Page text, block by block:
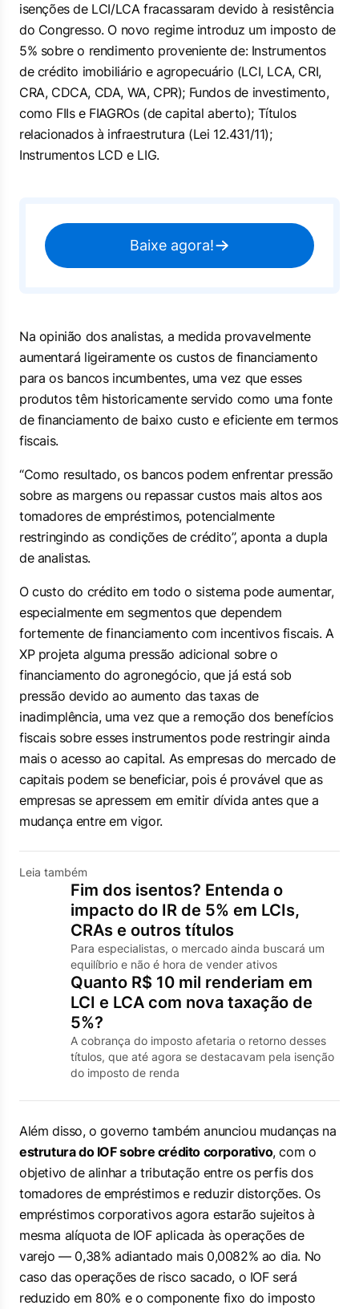
isenções de LCI/LCA fracassaram devido à resistência
do Congresso. O novo regime introduz um imposto de
5% sobre o rendimento proveniente de: Instrumentos
de crédito imobiliário e agropecuário (LCI, LCA, CRI,
CRA, CDCA, CDA, WA, CPR); Fundos de investimento,
como FIIs e FIAGROs (de capital aberto); Títulos
relacionados à infraestrutura (Lei 12.431/11);
Instrumentos LCD e LIG.
Baixe agora!
Na opinião dos analistas, a medida provavelmente
aumentará ligeiramente os custos de financiamento
para os bancos incumbentes, uma vez que esses
produtos têm historicamente servido como uma fonte
de financiamento de baixo custo e eficiente em termos
fiscais.
“Como resultado, os bancos podem enfrentar pressão
sobre as margens ou repassar custos mais altos aos
tomadores de empréstimos, potencialmente
restringindo as condições de crédito”, aponta a dupla
de analistas.
O custo do crédito em todo o sistema pode aumentar,
especialmente em segmentos que dependem
fortemente de financiamento com incentivos fiscais. A
XP projeta alguma pressão adicional sobre o
financiamento do agronegócio, que já está sob
pressão devido ao aumento das taxas de
inadimplência, uma vez que a remoção dos benefícios
fiscais sobre esses instrumentos pode restringir ainda
mais o acesso ao capital. As empresas do mercado de
capitais podem se beneficiar, pois é provável que as
empresas se apressem em emitir dívida antes que a
mudança entre em vigor.
Leia também
Fim dos isentos? Entenda o
impacto do IR de 5% em LCIs,
CRAs e outros títulos
Para especialistas, o mercado ainda buscará um
equilíbrio e não é hora de vender ativos
Quanto R$ 10 mil renderiam em
LCI e LCA com nova taxação de
5%?
A cobrança do imposto afetaria o retorno desses
títulos, que até agora se destacavam pela isenção
do imposto de renda
Além disso, o governo também anunciou mudanças na
estrutura do IOF sobre crédito corporativo, com o
objetivo de alinhar a tributação entre os perfis dos
tomadores de empréstimos e reduzir distorções. Os
empréstimos corporativos agora estarão sujeitos à
mesma alíquota de IOF aplicada às operações de
varejo — 0,38% adiantado mais 0,0082% ao dia. No
caso das operações de risco sacado, o IOF será
reduzido em 80% e o componente fixo do imposto